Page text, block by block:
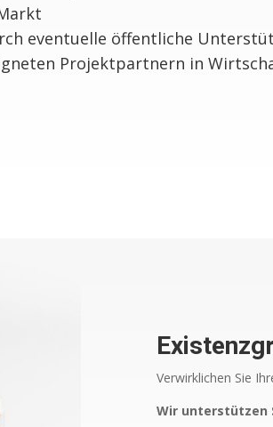
eventuelle öffentliche
Projektpartnern in
Verwirklichen Sie
Wir unterstützen